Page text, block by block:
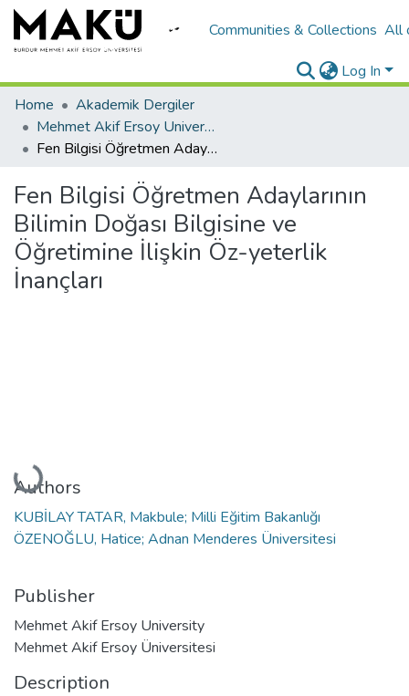
Communities & Collections All
Log In
Home
Akademik Dergiler
Mehmet Akif Ersoy University Journal of Education Faculty
Fen Bilgisi Öğretmen Adaylarının Bilimin Doğası Bilgisine ve Öğretimine İlişkin Öz-yeterlik İnançları
Fen Bilgisi Öğretmen Adaylarının
Bilimin Doğası Bilgisine ve
Öğretimine İlişkin Öz-yeterlik
İnançları
Loading...
Authors
KUBİLAY TATAR, Makbule; Milli Eğitim Bakanlığı
ÖZENOĞLU, Hatice; Adnan Menderes Üniversitesi
Publisher
Mehmet Akif Ersoy University
Mehmet Akif Ersoy Üniversitesi
Description